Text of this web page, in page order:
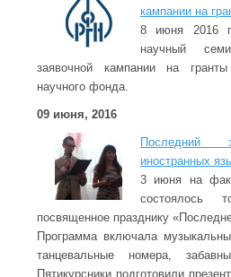
кампании на
8 июня 2016
научный
заявочной кампании на гранты
научного фонда.
09 июня, 2016
Последний
иностранных
3 июня на
состоялось
посвященное празднику
Программа включала
танцевальные номера,
Пятикурсники подготовили